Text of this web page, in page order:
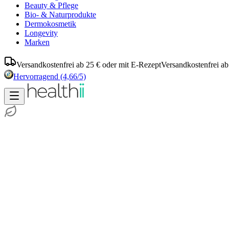
Beauty & Pflege
Bio- & Naturprodukte
Dermokosmetik
Longevity
Marken
Versandkostenfrei ab 25 € oder mit E-RezeptVersandkostenfrei
Hervorragend (4,66/5)